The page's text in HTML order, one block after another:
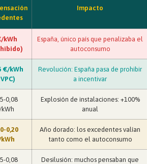
Impacto
kWh
España, único país que penalizaba el
autoconsumo
€/kWh
Revolución: España pasa de prohibir
a incentivar
0,08
Explosión de instalaciones: +100%
anual
0,20
Año dorado: los excedentes valían
tanto como el autoconsumo
0,08
Desilusión: muchos pensaban que